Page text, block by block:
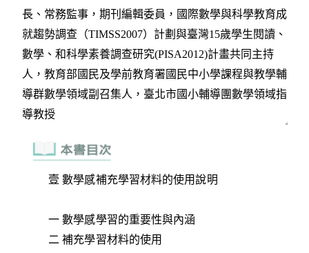
壹 數學感補充學習材料的使用說明
一 數學感學習的重要性與內涵
二 補充學習材料的使用